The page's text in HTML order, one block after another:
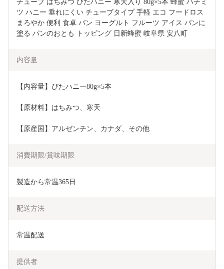
チューブ はちみつ ぴたハニー 寒天入り 80g×5本 蜂蜜 ハチミ
ツ ハニー 垂れにくい チューブタイプ 手軽 エコ フードロス
まろやか 便利 食卓 パン ヨーグルト フルーツ アイス パンに
塗る パンのおとも トッピング 日新蜂蜜 岐阜県 安八町
内容量
【内容量】ぴたハニー80g×5本
【原材料】はちみつ、寒天
【原産国】アルゼンチン、カナダ、その他
消費期限/賞味期限
製造から常温365日
配送方法
常温配送
提供者